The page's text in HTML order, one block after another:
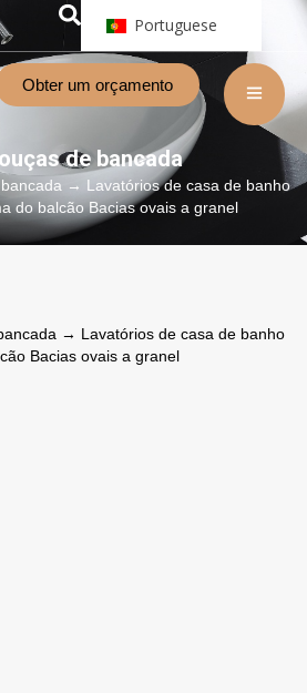
Portuguese
Obter um orçamento
de bancada
→ Lavatórios de casa de banho
do balcão Bacias ovais a granel
→ Lavatórios de casa de banho
Bacias ovais a granel